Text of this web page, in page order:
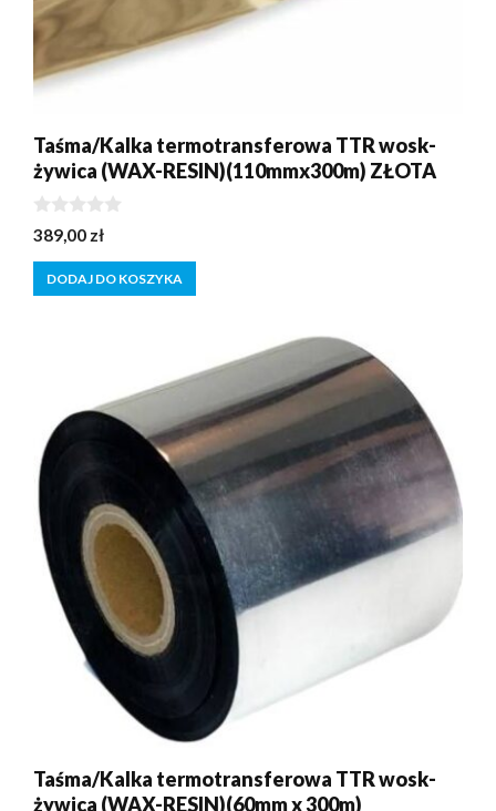
Taśma/Kalka termotransferowa TTR wosk-
żywica (WAX-RESIN)(110mmx300m) ZŁOTA
0
z
5
389,00 zł
DODAJ DO KOSZYKA
Taśma/Kalka termotransferowa TTR wosk-
żywica (WAX-RESIN)(60mm x 300m)